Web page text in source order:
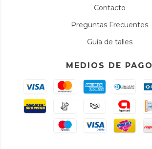
Contacto
Preguntas Frecuentes
Guía de talles
MEDIOS DE PAGO